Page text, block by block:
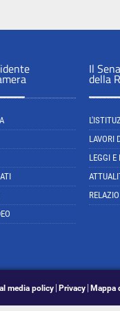
Il
della
LAVORI
LEGGI E
media policy Privacy Mappa